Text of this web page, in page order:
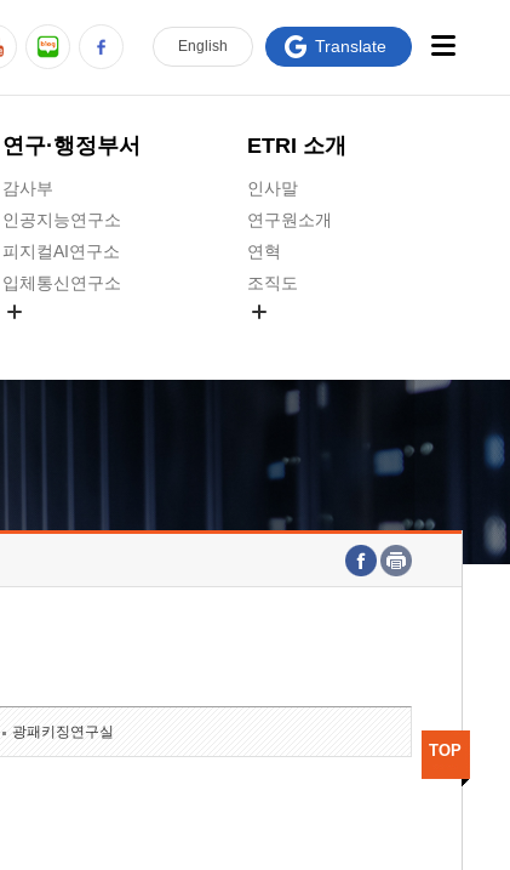
연구·행정부서
감사부
인공지능연구소
피지컬AI연구소
입체통신연구소
호남권연구본부
기획본부
ETRI 소개
인사말
연구원소개
연혁
조직도
연구원 고객헌장
주요업무연락처
English Translate
광패키징연구실
TOP